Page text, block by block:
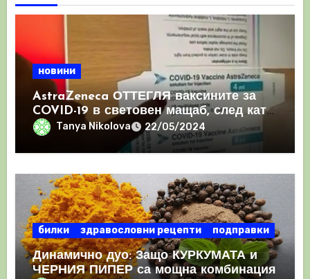
новини
AstraZeneca ОТТЕГЛЯ ваксините за
COVID-19 в световен мащаб, след като
призна, че те причиняват КРЪВНИ
съсиреци
Tanya Nikolova 22/05/2024
билки здравословни рецепти подправки
Динамично дуо: Защо КУРКУМАТА и
ЧЕРНИЯ ПИПЕР са мощна комбинация